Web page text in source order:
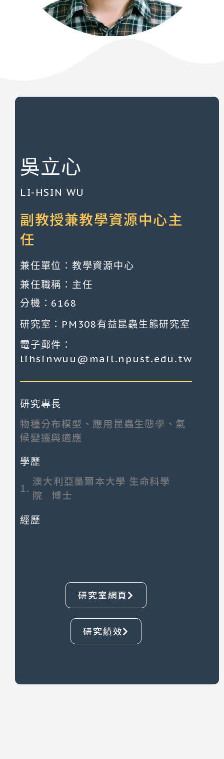
吳立心
LI-HSIN WU
副教授兼教學資源中心主
任
兼任單位：教學資源中心
兼任職稱：主任
分機：6168
研究室：PM308有益昆蟲生態研究室
電子郵件：
lihsinwuu@mail.npust.edu.tw
研究專長
物種分布模型、應用昆蟲生態學、氣
候變遷與適應
學歷
1. 澳大利亞墨爾本大學 生命科學
院 博士
經歷
研究室網頁
研究績效